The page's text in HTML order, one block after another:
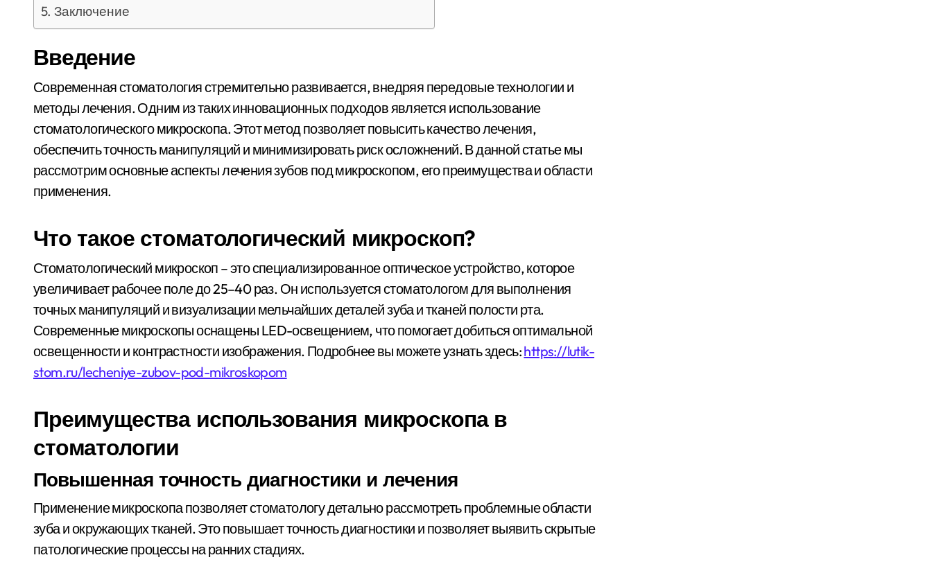
Заключение
Введение
Современная стоматология стремительно развивается, внедряя передовые технологии и
методы лечения. Одним из таких инновационных подходов является использование
стоматологического микроскопа. Этот метод позволяет повысить качество лечения,
обеспечить точность манипуляций и минимизировать риск осложнений. В данной статье мы
рассмотрим основные аспекты лечения зубов под микроскопом, его преимущества и области
применения.
Что такое стоматологический микроскоп?
Стоматологический микроскоп – это специализированное оптическое устройство, которое
увеличивает рабочее поле до 25–40 раз. Он используется стоматологом для выполнения
точных манипуляций и визуализации мельчайших деталей зуба и тканей полости рта.
Современные микроскопы оснащены LED-освещением, что помогает добиться оптимальной
освещенности и контрастности изображения. Подробнее вы можете узнать здесь:https://lutik-
stom.ru/lecheniye-zubov-pod-mikroskopom
Преимущества использования микроскопа в
стоматологии
Повышенная точность диагностики и лечения
Применение микроскопа позволяет стоматологу детально рассмотреть проблемные области
зуба и окружающих тканей. Это повышает точность диагностики и позволяет выявить скрытые
патологические процессы на ранних стадиях.